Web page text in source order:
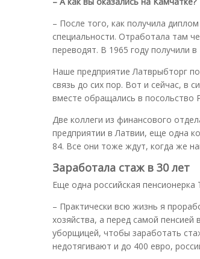
– После того, как получила
специальности. Отработала там
переводят. В 1965 году получили
Наше предприятие Латврыбторг
связь до сих пор. Вот и сейчас, в
вместе обращались в посольство
Две коллеги из финансового
предприятии в Латвии, еще одна
84. Все они тоже ждут, когда же
Заработала стаж в 30 лет
Еще одна российская
– Практически всю жизнь я
хозяйства, а перед самой пенсией
уборщицей, чтобы заработать
недотягивают и до 400 евро,